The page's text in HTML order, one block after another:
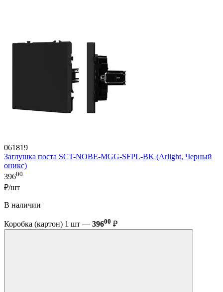
061819
Заглушка поста SCT-NOBE-MGG-SFPL-BK (Arlight, Черный
оникс)
39600
₽/шт
В наличии
Коробка (картон) 1 шт — 39600 ₽